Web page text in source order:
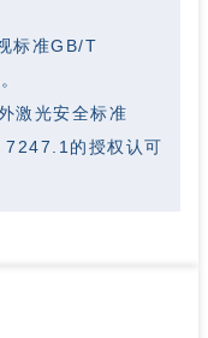
标准GB/T
光安全标准
的授权认可